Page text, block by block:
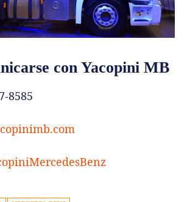
con Yacopini MB
8585